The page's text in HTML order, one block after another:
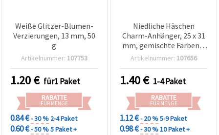
Weiße Glitzer-Blumen-
Verzierungen, 13 mm, 50
g
Artikelnummer: 107753
1.20€ für1 Paket
RABATTE
FÜR MENGE
0.84 €- 30 % 2-4 Paket
0.60 €- 50 %5 Paket +
Niedliche Häschen
Charm-Anhänger, 25 x 31
mm, gemischte Farben –
20 Stück – Ideal für
kreative DIY-Projekte
Artikelnummer: 107656
1.40€ 1-4 Paket
RABATTE
FÜR MENGE
1.12 €- 20 %5-9 Paket
0.98 €- 30 %10 Paket +